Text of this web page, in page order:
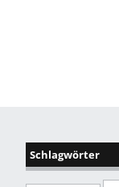
Schlagwörter